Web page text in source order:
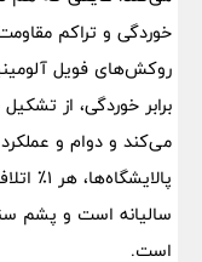
خوردگی و تراکم
روکش‌های فویل
برابر خوردگی، از
می‌کند و دوام و
سالیانه است و پشم
است.